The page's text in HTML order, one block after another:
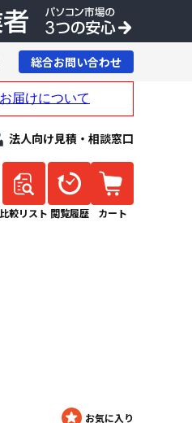
法人向け見積・相談窓口
比較リスト 閲覧履歴 カート
総合お問い合わせ